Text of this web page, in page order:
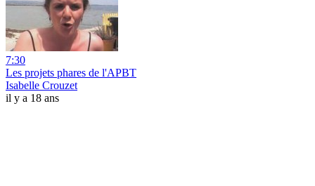
7:30
Les projets phares de l'APBT
Isabelle Crouzet
il y a 18 ans